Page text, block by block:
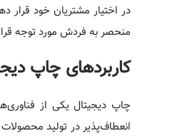
در اختیار مشتریان خود قرار
منحصر به فردش مورد توجه
کاربردهای چاپ
چاپ دیجیتال یکی از
انعطاف‌پذیر در تولید